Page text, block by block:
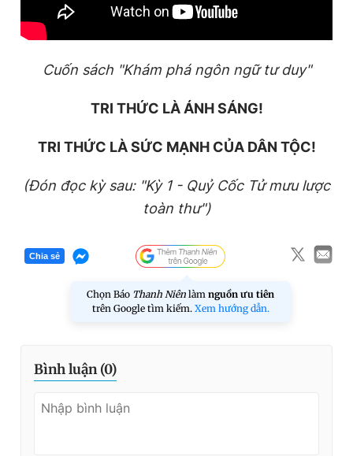
Cuốn sách "Khám phá ngôn ngữ tư duy"
TRI THỨC LÀ ÁNH SÁNG!
TRI THỨC LÀ SỨC MẠNH CỦA DÂN TỘC!
(Đón đọc kỳ sau: "Kỳ 1 - Quỷ Cốc Tử mưu lược
toàn thư")
Chia sẻ
Chọn Báo Thanh Niên làm nguồn ưu tiên
trên Google tìm kiếm. Xem hướng dẫn.
Bình luận (0)